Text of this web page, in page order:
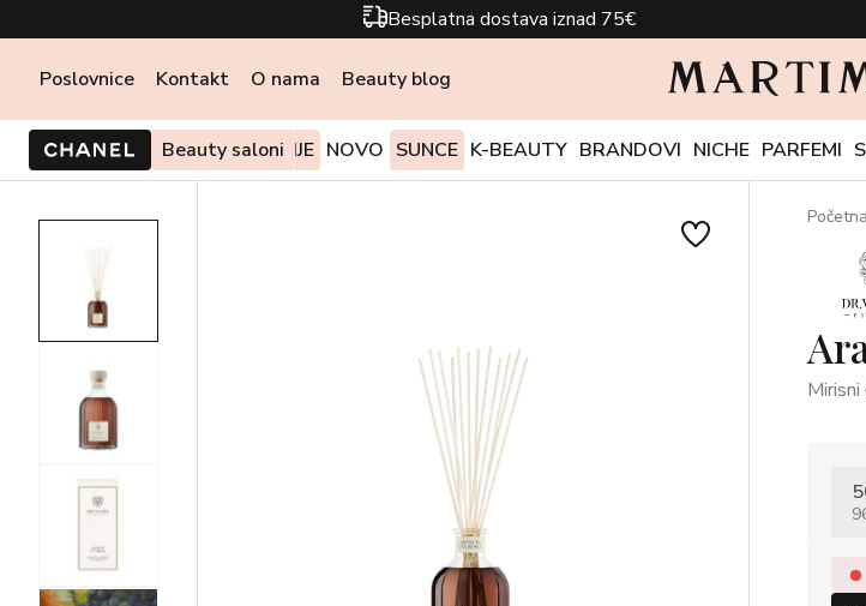
Besplatna dostava iznad 75€
Poslovnice Kontakt O nama Beauty blog
Beauty saloni
PONUDE I AKCIJE NOVO SUNCE K-BEAUTY BRANDOVI NICHE PARFEMI
Početna